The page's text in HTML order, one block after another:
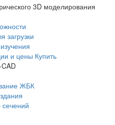
3D моделирования
загрузки
и цены Купить
ЖБК
сечений